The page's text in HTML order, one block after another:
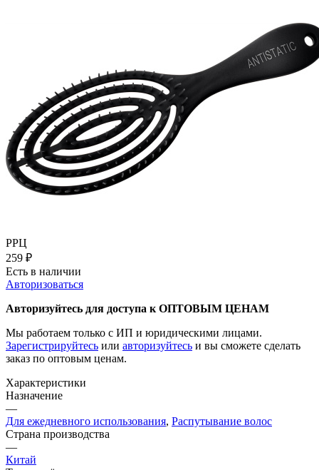
РРЦ
259 ₽
Есть в наличии
Авторизоваться
Авторизуйтесь для доступа к ОПТОВЫМ ЦЕНАМ
Мы работаем только с ИП и юридическими лицами.
Зарегистрируйтесь или авторизуйтесь и вы сможете сделать
заказ по оптовым ценам.
Характеристики
Назначение
—
Для ежедневного использования, Распутывание волос
Страна производства
—
Китай